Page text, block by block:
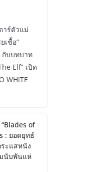
าร์ตัวแม่
เชื้อ”
กับบทบาท
Elf” เปิด
WHITE
of
: ยอดยุทธ์
ะแสหนัง
นับพันแห่